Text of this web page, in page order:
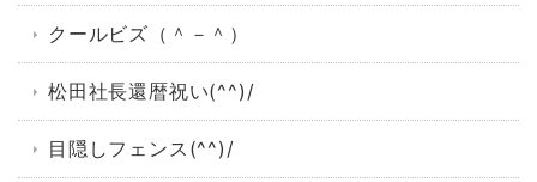
クールビズ（＾－＾）
松田社長還暦祝い(^^)/
目隠しフェンス(^^)/